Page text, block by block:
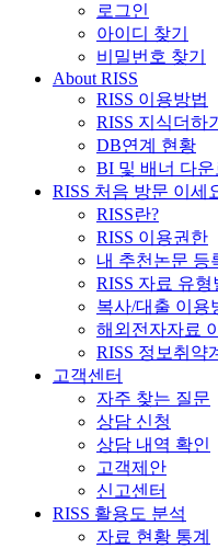
로그인
아이디 찾기
비밀번호 찾기
About RISS
RISS 이용방법
RISS 지식더하기
DB연계 현황
BI 및 배너 다운
RISS 처음 방문 이세
RISS란?
RISS 이용권한
내 추천논문 등
RISS 자료 유형
복사/대출 이용
해외전자자료
RISS 정보취약
고객센터
자주 찾는 질문
상담 신청
상담 내역 확인
고객제안
신고센터
RISS 활용도 분석
자료 현황 통계